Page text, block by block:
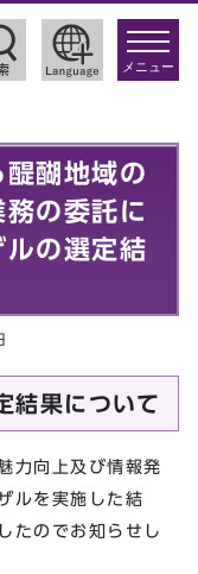
toggle
メニュー
醐地域の
の委託に
ルの選定結
結果について
力向上及び情報発
ルを実施した結
たのでお知らせし